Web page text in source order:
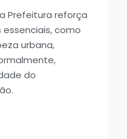
Prefeitura reforça
como
urbana,
do